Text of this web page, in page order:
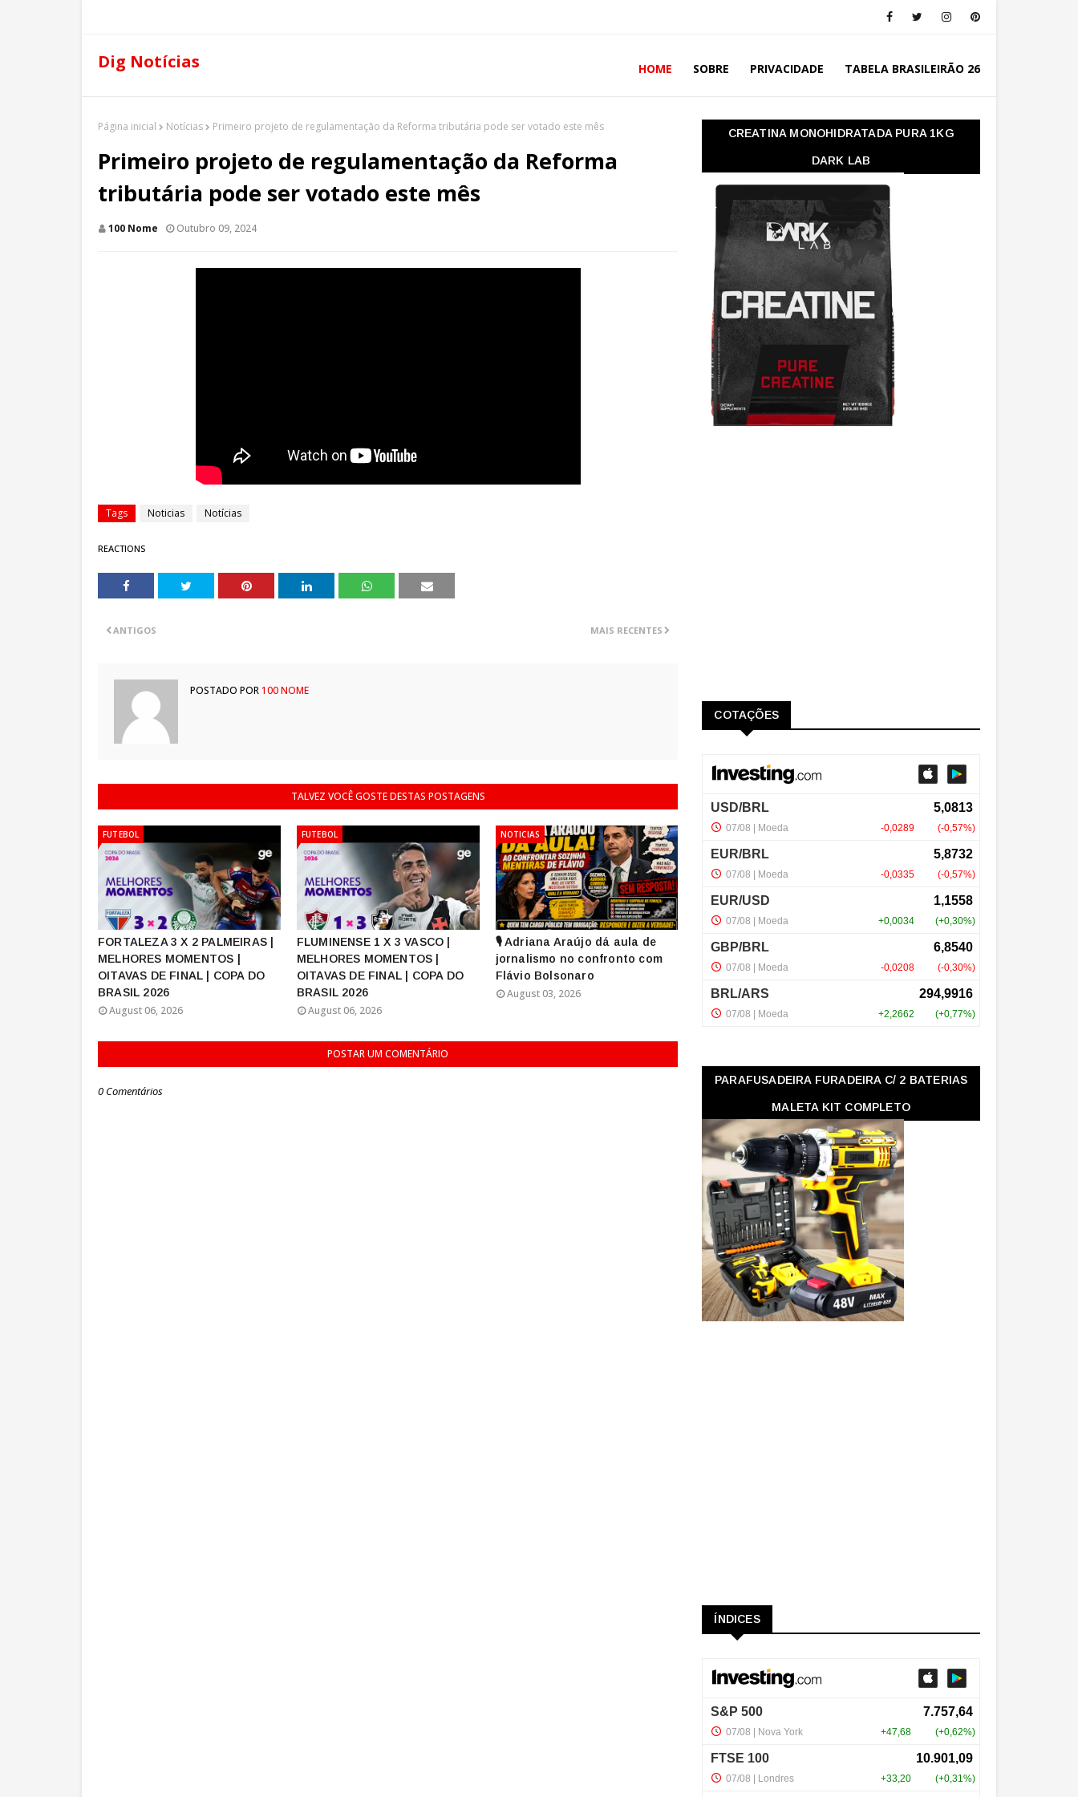
Dig Notícias HOME SOBRE PRIVACIDADE TABELA BRASILEIRÃO 26
Página inicial Notícias Primeiro projeto de regulamentação da Reforma tributária pode ser votado este mês
Primeiro projeto de regulamentação da Reforma
tributária pode ser votado este mês
100 Nome Outubro 09, 2024
Tags Noticias Notícias
REACTIONS
MAIS RECENTES
ANTIGOS
POSTADO POR100 NOME
TALVEZ VOCÊ GOSTE DESTAS POSTAGENS
FUTEBOL
FORTALEZA 3 X 2 PALMEIRAS |
MELHORES MOMENTOS |
OITAVAS DE FINAL | COPA DO
BRASIL 2026
August 06, 2026
FUTEBOL
FLUMINENSE 1 X 3 VASCO |
MELHORES MOMENTOS |
OITAVAS DE FINAL | COPA DO
BRASIL 2026
August 06, 2026
NOTICIAS
🎙️ Adriana Araújo dá aula de
jornalismo no confronto com
Flávio Bolsonaro
August 03, 2026
POSTAR UM COMENTÁRIO
0 Comentários
CREATINA MONOHIDRATADA PURA 1KG
DARK LAB
COTAÇÕES
PARAFUSADEIRA FURADEIRA C/ 2 BATERIAS
MALETA KIT COMPLETO
ÍNDICES